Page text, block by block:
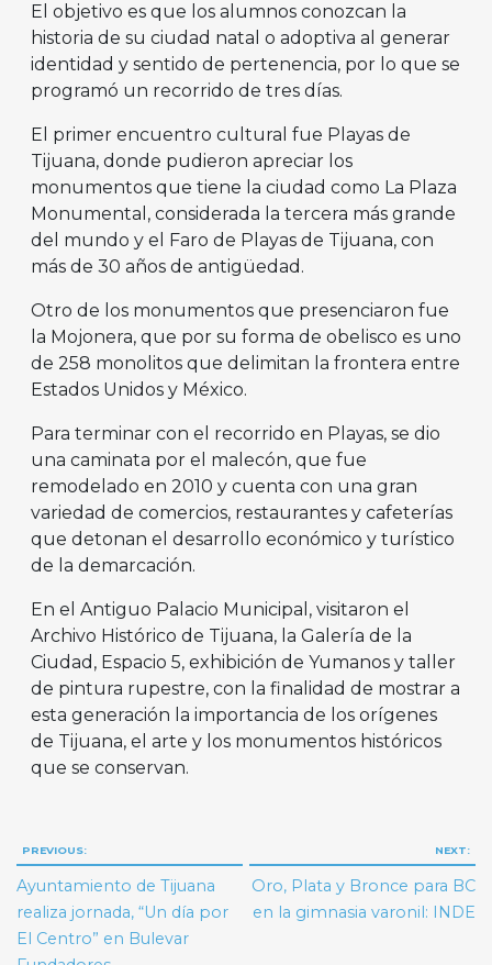
El objetivo es que los alumnos conozcan la
historia de su ciudad natal o adoptiva al generar
identidad y sentido de pertenencia, por lo que se
programó un recorrido de tres días.
El primer encuentro cultural fue Playas de
Tijuana, donde pudieron apreciar los
monumentos que tiene la ciudad como La Plaza
Monumental, considerada la tercera más grande
del mundo y el Faro de Playas de Tijuana, con
más de 30 años de antigüedad.
Otro de los monumentos que presenciaron fue
la Mojonera, que por su forma de obelisco es uno
de 258 monolitos que delimitan la frontera entre
Estados Unidos y México.
Para terminar con el recorrido en Playas, se dio
una caminata por el malecón, que fue
remodelado en 2010 y cuenta con una gran
variedad de comercios, restaurantes y cafeterías
que detonan el desarrollo económico y turístico
de la demarcación.
En el Antiguo Palacio Municipal, visitaron el
Archivo Histórico de Tijuana, la Galería de la
Ciudad, Espacio 5, exhibición de Yumanos y taller
de pintura rupestre, con la finalidad de mostrar a
esta generación la importancia de los orígenes
de Tijuana, el arte y los monumentos históricos
que se conservan.
Navegación
de
entradas
PREVIOUS:
Ayuntamiento de Tijuana
realiza jornada, “Un día por
El Centro” en Bulevar
NEXT:
Oro, Plata y Bronce para BC
en la gimnasia varonil: INDE